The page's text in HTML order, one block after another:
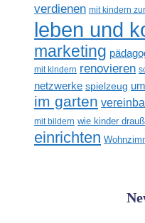
verdienen mit kindern
leben und
marketing
mit kindern renovieren
netzwerke spielzeug
im garten
mit bildern wie kinder
einrichten